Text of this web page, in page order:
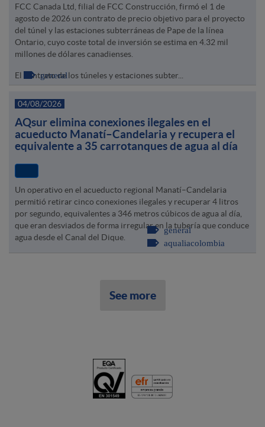
FCC Canada Ltd, filial de FCC Construcción, firmó el 1 de
agosto de 2026 un contrato de precio objetivo para el proyecto
del túnel y las estaciones subterráneas de Pape de la línea
Ontario, cuyo coste total de inversión se estima en 4.32 mil
millones de dólares canadienses.
El contrato de los túneles y estaciones subter...
general
04/08/2026
AQsur elimina conexiones ilegales en el
acueducto Manatí–Candelaria y recupera el
equivalente a 35 carrotanques de agua al día
Un operativo en el acueducto regional Manatí–Candelaria
permitió retirar cinco conexiones ilegales y recuperar 4 litros
por segundo, equivalentes a 346 metros cúbicos de agua al día,
que eran desviados de forma irregular en la tubería que conduce
agua desde el Canal del Dique.
general
aqualiacolombia
See more